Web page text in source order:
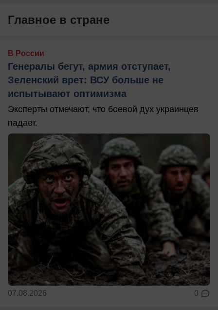
Главное в стране
В России
Генералы бегут, армия отступает,
Зеленский врет: ВСУ больше не
испытывают оптимизма
Эксперты отмечают, что боевой дух украинцев
падает.
07.08.2026 0